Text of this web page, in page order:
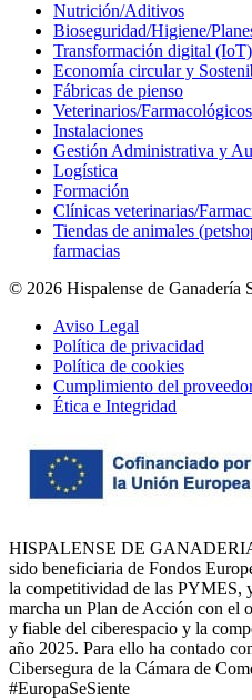
Nutrición/Aditivos
Bioseguridad/Higiene/
Transformación digital
Economía circular y
Fábricas de pienso
Veterinarios/Farmacológicos
Instalaciones
Gestión Administrativa y
Logística
Formación
Clínicas veterinarias/
Tiendas de animales
farmacias
© 2026 Hispalense de Ganadería
Aviso Legal
Política de privacidad
Política de cookies
Cumplimiento del
Ética e Integridad
HISPALENSE DE
sido beneficiaria de Fondos
la competitividad de las PYMES,
marcha un Plan de Acción con el
y fiable del ciberespacio y la
año 2025. Para ello ha contado
Cibersegura de la Cámara de
#EuropaSeSiente